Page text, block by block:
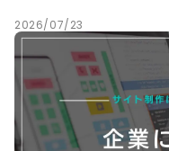
2026/07/23